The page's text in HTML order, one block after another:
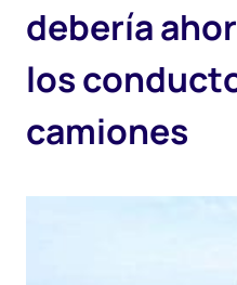
deberíaahor
losconduct
camiones